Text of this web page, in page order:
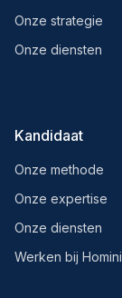
Onze strategie
Onze diensten
Kandidaat
Onze methode
Onze expertise
Onze diensten
Werken bij Homini